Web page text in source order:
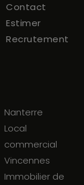
Contact
Estimer
Recrutement
Nanterre
Local
commercial
Vincennes
Immobilier de